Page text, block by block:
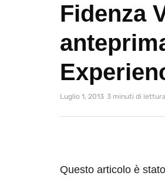
Fidenza
Luglio 1, 2013 3 minuti di lettura
Questo articolo è